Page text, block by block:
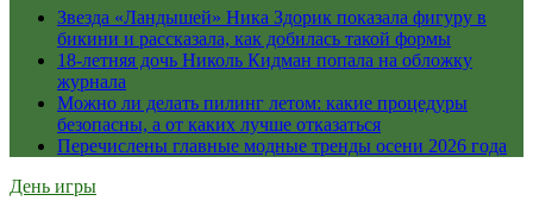
Звезда «Ландышей» Ника Здорик показала фигуру в
бикини и рассказала, как добилась такой формы
18-летняя дочь Николь Кидман попала на обложку
журнала
Можно ли делать пилинг летом: какие процедуры
безопасны, а от каких лучше отказаться
Перечислены главные модные тренды осени 2026 года
День игры